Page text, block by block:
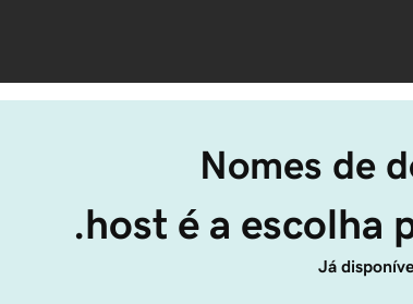
Nomes de
.host é a escolha
Já